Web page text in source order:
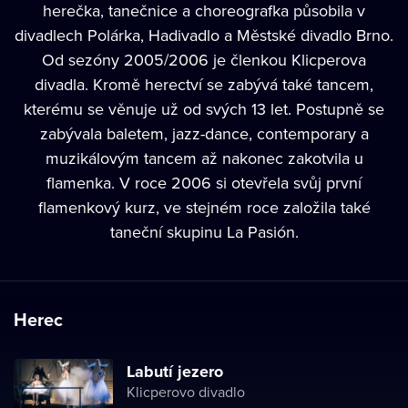
herečka, tanečnice a choreografka působila v
divadlech Polárka, Hadivadlo a Městské divadlo Brno.
Od sezóny 2005/2006 je členkou Klicperova
divadla. Kromě herectví se zabývá také tancem,
kterému se věnuje už od svých 13 let. Postupně se
zabývala baletem, jazz-dance, contemporary a
muzikálovým tancem až nakonec zakotvila u
flamenka. V roce 2006 si otevřela svůj první
flamenkový kurz, ve stejném roce založila také
taneční skupinu La Pasión.
Herec
Labutí jezero
Klicperovo divadlo